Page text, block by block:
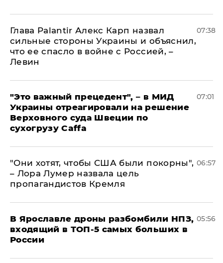
Глава Palantir Алекс Карп назвал
сильные стороны Украины и объяснил,
что ее спасло в войне с Россией, –
Левин
07:38
"Это важный прецедент", – в МИД
Украины отреагировали на решение
Верховного суда Швеции по
сухогрузу Caffa
07:01
"Они хотят, чтобы США были покорны",
– Лора Лумер назвала цель
пропагандистов Кремля
06:57
В Ярославле дроны разбомбили НПЗ,
входящий в ТОП-5 самых больших в
России
05:56